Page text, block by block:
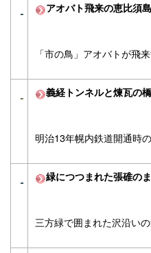
アオバト飛来の恵比須島
「市の鳥」アオバトが飛
義経トンネルと煉瓦の橋
明治13年幌内鉄道開通時
緑につつまれた張碓の
三方緑で囲まれた沢沿い